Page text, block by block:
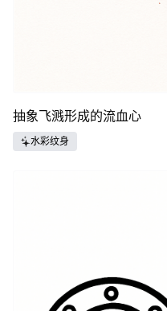
抽象飞溅形成的流血心
水彩纹身